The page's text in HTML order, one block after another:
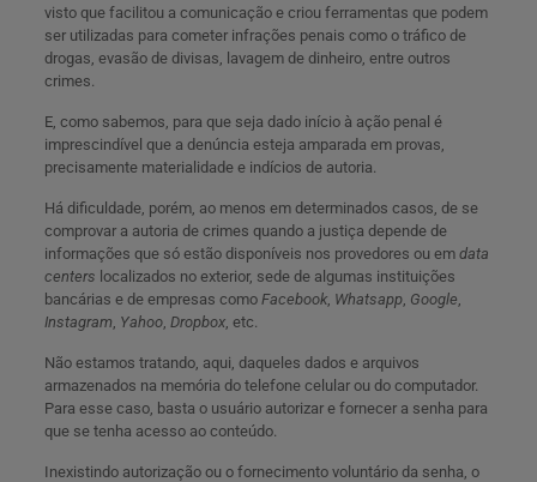
visto que facilitou a comunicação e criou ferramentas que podem
ser utilizadas para cometer infrações penais como o tráfico de
drogas, evasão de divisas, lavagem de dinheiro, entre outros
crimes.
E, como sabemos, para que seja dado início à ação penal é
imprescindível que a denúncia esteja amparada em provas,
precisamente materialidade e indícios de autoria.
Há dificuldade, porém, ao menos em determinados casos, de se
comprovar a autoria de crimes quando a justiça depende de
informações que só estão disponíveis nos provedores ou em data
centers localizados no exterior, sede de algumas instituições
bancárias e de empresas como Facebook, Whatsapp, Google
Instagram Yahoo, Dropbox, etc.
Não estamos tratando, aqui, daqueles dados e arquivos
armazenados na memória do telefone celular ou do computador.
Para esse caso, basta o usuário autorizar e fornecer a senha para
que se tenha acesso ao conteúdo.
Inexistindo autorização ou o fornecimento voluntário da senha, o